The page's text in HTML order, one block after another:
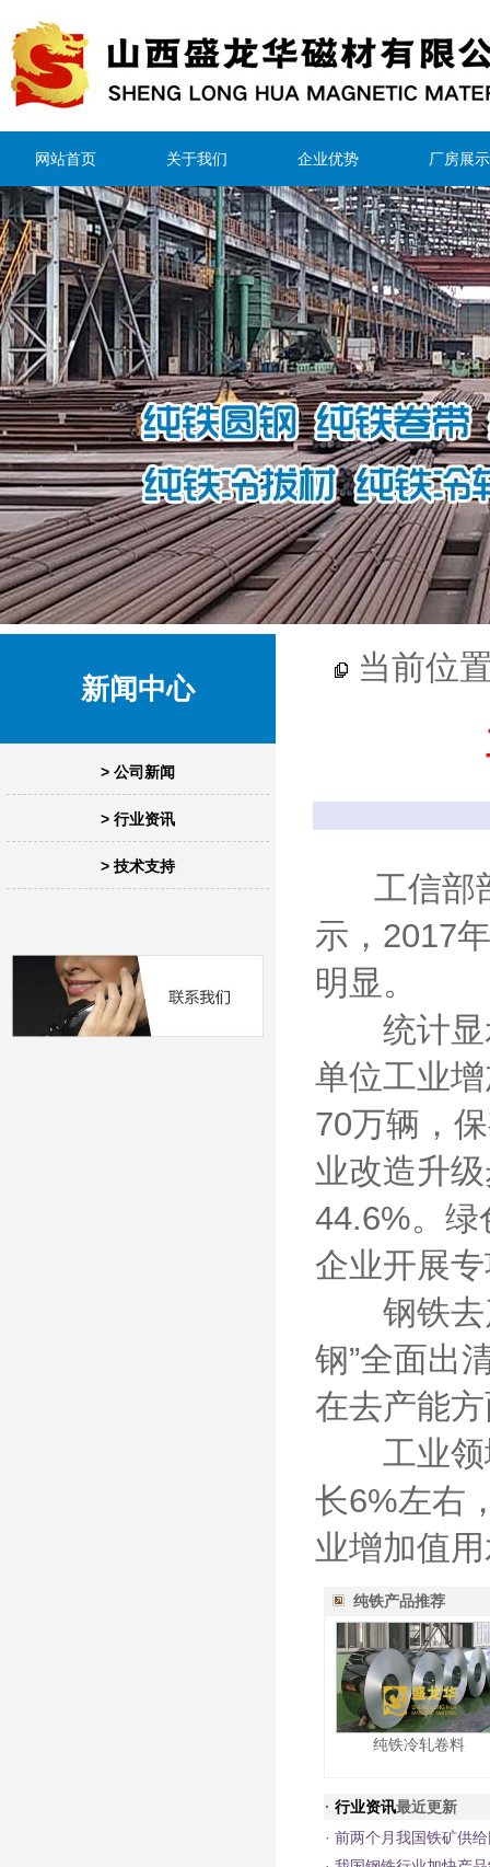
网站首页 关于我们 企业优势 厂房展示
新闻中心
> 公司新闻
> 行业资讯
> 技术支持
当前位
工信部部
示，2017
明显。
统计显示
单位工业
70万辆，
业改造升
44.6%。绿
企业开展
钢铁去产
钢”全面出
在去产能
工业领域
长6%左右
业增加值
纯铁产品推荐
纯铁冷轧卷料
· 行业资讯最近更新
· 前两个月我国铁矿供